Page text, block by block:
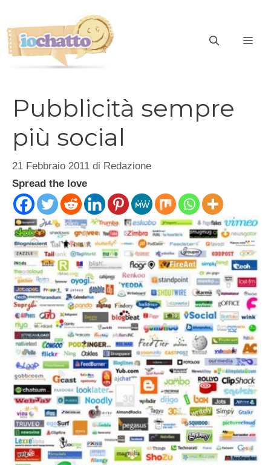
contenuto
Pubblicità sempre
più social
21 Febbraio 2011 di Redazione
Spread the love